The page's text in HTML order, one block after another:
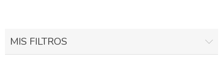
MIS FILTROS